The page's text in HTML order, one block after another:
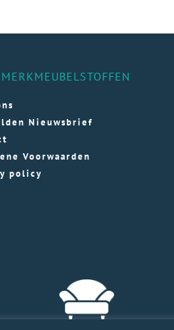
Nieuwsbrief
Voorwaarden
policy